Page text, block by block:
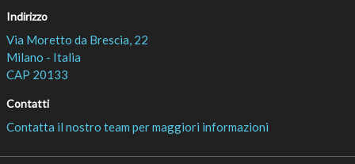
Indirizzo
Via Moretto da Brescia, 22
Milano - Italia
CAP 20133
Contatti
Contatta il nostro team per maggiori informazioni